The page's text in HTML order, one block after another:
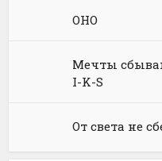
ОНО
Мечты
I-K-S
От света не